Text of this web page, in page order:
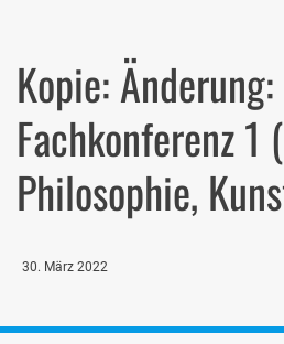
Kopie: Änderung:
Fachkonferenz
Philosophie,
30. März 2022